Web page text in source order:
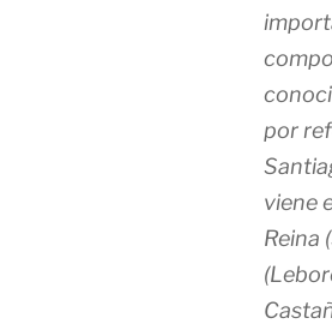
por
viene
Reina